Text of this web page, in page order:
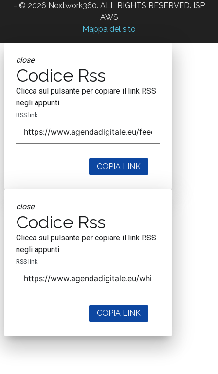
- © 2026 Nextwork360. ALL RIGHTS RESERVED. ISP
AWS
Mappa del sito
close
Codice Rss
Clicca sul pulsante per copiare il link RSS
negli appunti.
RSS link
COPIA LINK
close
Codice Rss
Clicca sul pulsante per copiare il link RSS
negli appunti.
RSS link
COPIA LINK